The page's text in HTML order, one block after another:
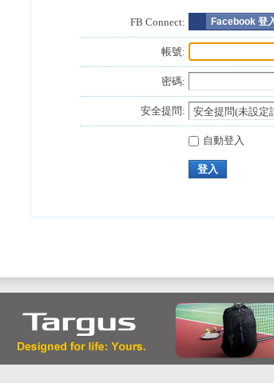
FB Connect: Facebook 登
帳號:
密碼:
安全提問:
自動登入
登入